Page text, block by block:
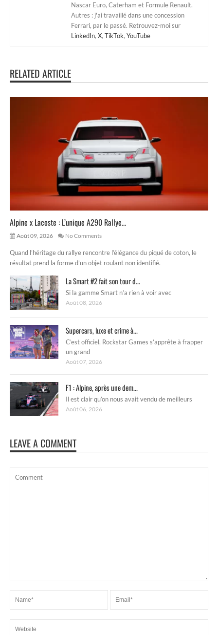
Nascar Euro, Caterham et Formule Renault.
Autres : j'ai travaillé dans une concession
Ferrari, par le passé. Retrouvez-moi sur
LinkedIn, X, TikTok, YouTube
RELATED ARTICLE
Alpine x Lacoste : L’unique A290 Rallye...
Août 09, 2026 No Comments
Quand l’héritage du rallye rencontre l’élégance du piqué de coton, le
résultat prend la forme d’un objet roulant non identifié.
La Smart #2 fait son tour d...
Si la gamme Smart n’a rien à voir avec
Août 08, 2026
Supercars, luxe et crime à...
C’est officiel, Rockstar Games s’apprête à frapper
un grand
Août 07, 2026
F1 : Alpine, après une dem...
Il est clair qu’on nous avait vendu de meilleurs
Août 06, 2026
LEAVE A COMMENT